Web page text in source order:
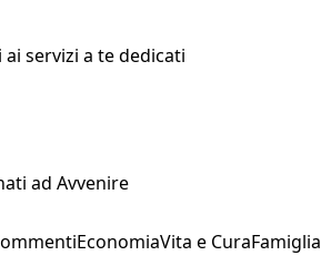
servizi a te dedicati
ad Avvenire
EconomiaVita e CuraFamiglia